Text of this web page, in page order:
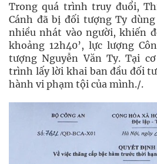
Trong quá trình truy đuổi,
Cánh đã bị đối tượng Ty
nhiều nhát vào người, khiến
khoảng 12h40’, lực lượng
tượng Nguyễn Văn Ty. Tại
trình lấy lời khai ban đầu đối
hành vi phạm tội của mình./.